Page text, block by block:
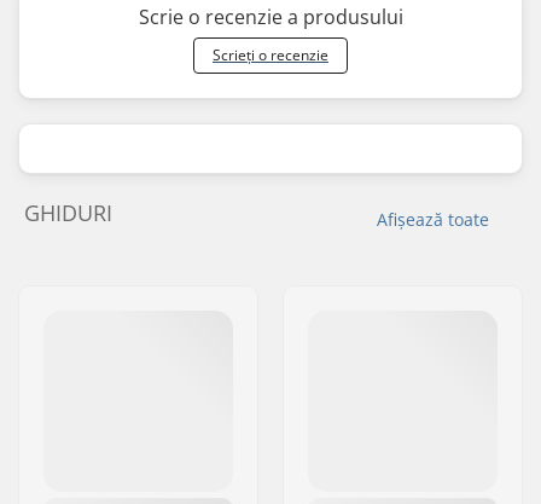
Scrie o recenzie a produsului
Scrieți o recenzie
Afișează toate
GHIDURI